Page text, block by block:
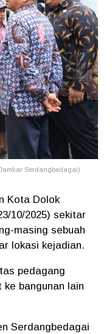
Serdangbedagai).
Kota Dolok
10/2025) sekitar
masing sebuah
lokasi kejadian.
pedagang
bangunan lain
Serdangbedagai